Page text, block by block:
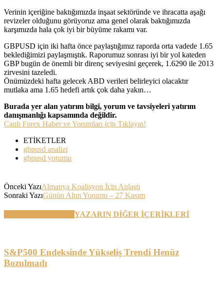
Verinin içeriğine baktığımızda inşaat sektöründe ve ihracatta aşağı
revizeler olduğunu görüyoruz ama genel olarak baktığımızda
karşımızda hala çok iyi bir büyüme rakamı var.
GBPUSD için iki hafta önce paylaştığımız raporda orta vadede 1.65
beklediğimizi paylaşmıştık. Raporumuz sonrası iyi bir yol kateden
GBP bugün de önemli bir direnç seviyesini geçerek, 1.6290 ile 2013
zirvesini tazeledi.
Önümüzdeki hafta gelecek ABD verileri belirleyici olacaktır
mutlaka ama 1.65 hedefi artık çok daha yakın…
Burada yer alan yatırım bilgi, yorum ve tavsiyeleri yatırım
danışmanlığı kapsamında değildir.
Canlı Forex Haber ve Yorumları için Tıklayın!
ETİKETLER
gbpusd analizi
gbpusd yorumu
Önceki YazıAlmanya Koalisyon İçin Anlaştı
Sonraki YazıGünün Altın Yorumu – 27 Kasım
YAZARIN DİĞER İÇERİKLERİ
S&P500 Endeksinde Yükseliş Trendi Henüz
Bozulmadı